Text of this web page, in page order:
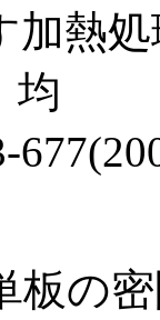
加熱
均
板の